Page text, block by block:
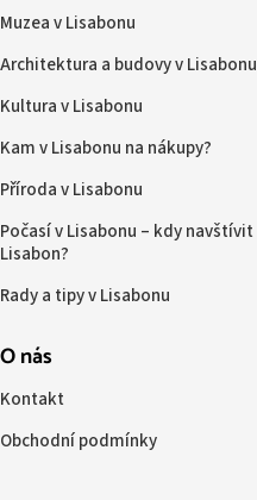
Muzea v Lisabonu
Architektura a budovy v Lisabonu
Kultura v Lisabonu
Kam v Lisabonu na nákupy?
Příroda v Lisabonu
Počasí v Lisabonu – kdy navštívit
Lisabon?
Rady a tipy v Lisabonu
O nás
Kontakt
Obchodní podmínky